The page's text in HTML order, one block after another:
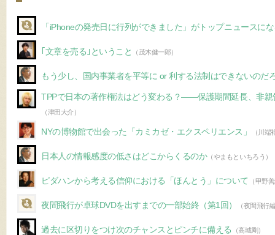
「iPhoneの発売日に行列ができました」がトップニュースに
｢文章を売る｣ということ （茂木健一郎）
もう少し、国内事業者を平等に or 利する法制はできないのだ
TPPで日本の著作権法はどう変わる？――保護期間延長、非親
（津田大介）
NYの博物館で出会った「カミカゼ・エクスペリエンス」 （川端
日本人の情報感度の低さはどこからくるのか（やまもといちろう）
ピダハンから考える信仰における「ほんとう」について （甲野
夜間飛行が卓球DVDを出すまでの一部始終（第1回） （夜間飛行
過去に区切りをつけ次のチャンスとピンチに備える （高城剛）